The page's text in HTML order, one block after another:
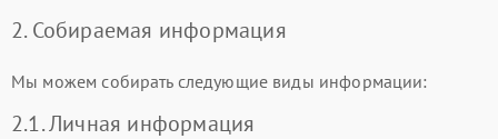
2. Собираемая информация
Мы можем собирать следующие виды информации:
2.1. Личная информация